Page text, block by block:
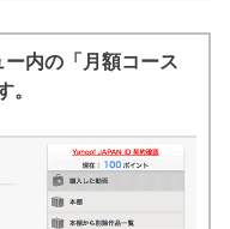
内の「月額コース
。